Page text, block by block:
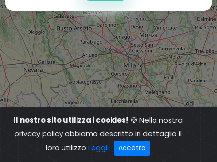
Il nostro sito utilizza i cookies! 🍪 Nella nostra
privacy policy abbiamo descritto in dettaglio il
loro utilizzo Leggi Accetta